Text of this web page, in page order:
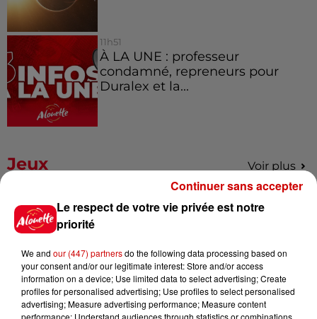
11h51
À LA UNE : professeur
condamné, repreneurs pour
Duralex et la...
Jeux Voir plus
Le Duel - Gagnez vos entrées
pour l'un des zoos de nos
Gagnez vos places pour le
Festival du Roi Arthur 2026 !
Le respect de votre vie privée est notre
priorité
We and our (447) partnersdo the following data processing based on
your consent and/or our legitimate interest: Store and/or access
information on a device; Use limited data to select advertising; Create
profiles for personalised advertising; Use profiles to select personalised
advertising; Measure advertising performance; Measure content
performance; Understand audiences through statistics or combinations
Continuer sans accepter